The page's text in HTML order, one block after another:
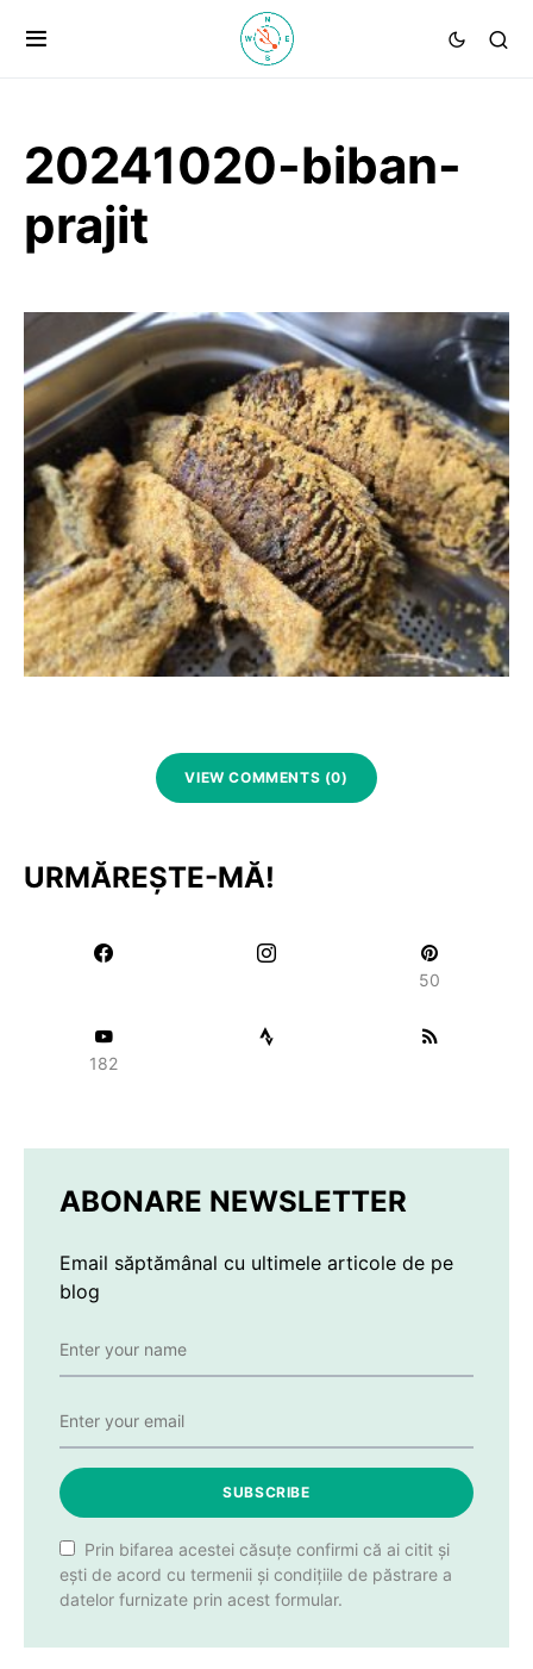
20241020-biban-
prajit
VIEW COMMENTS (0)
URMĂREȘTE-MĂ!
50
182
ABONARE NEWSLETTER
Email săptămânal cu ultimele articole de pe
blog
SUBSCRIBE
Prin bifarea acestei căsuțe confirmi că ai citit și
ești de acord cu termenii și condițiile de păstrare a
datelor furnizate prin acest formular.